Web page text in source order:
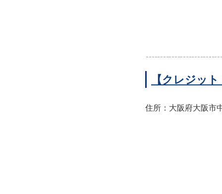
【クレジッ
住所：大阪府大阪市